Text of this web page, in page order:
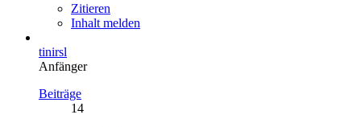
Zitieren
Inhalt melden
tinirsl
Anfänger
Beiträge
14